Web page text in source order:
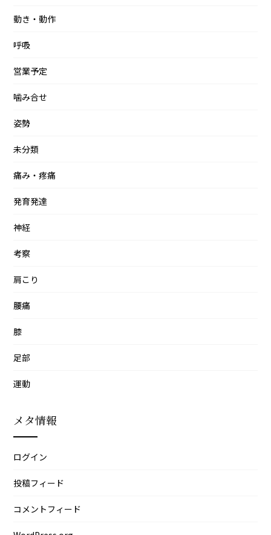
動き・動作
呼吸
営業予定
噛み合せ
姿勢
未分類
痛み・疼痛
発育発達
神経
考察
肩こり
腰痛
膝
足部
運動
メタ情報
ログイン
投稿フィード
コメントフィード